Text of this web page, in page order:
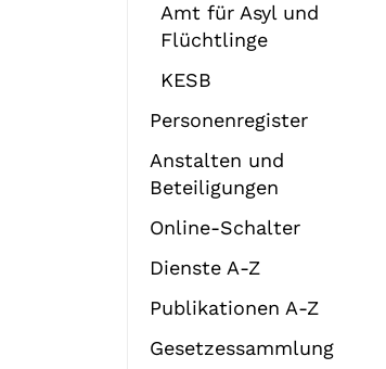
w
ä
t
)
Amt für Asyl und
Flüchtlinge
KESB
Personenregister
Anstalten und
Beteiligungen
Online-Schalter
Dienste A-Z
Publikationen A-Z
Gesetzessammlung